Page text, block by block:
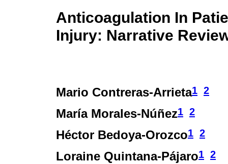
Anticoagulation In
Injury: Narrative
Mario Contreras-Arrieta1 2
María Morales-Núñez1 2
Héctor Bedoya-Orozco1 2
Loraine Quintana-Pájaro1 2